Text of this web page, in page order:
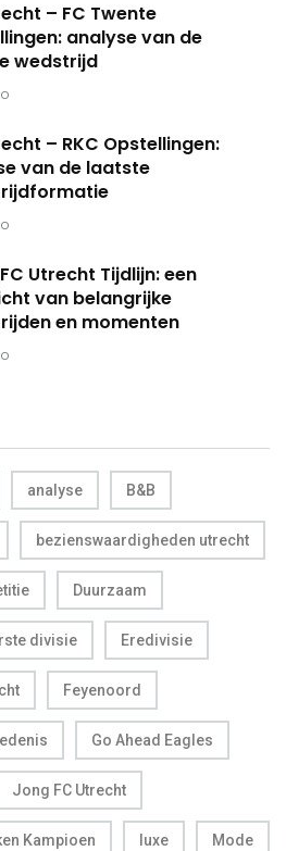
– FC Twente
analyse van de
wedstrijd
– RKC Opstellingen:
van de laatste
Utrecht Tijdlijn: een
van belangrijke
en momenten
analyse B&B
bezienswaardigheden utrecht
Duurzaam
divisie Eredivisie
Feyenoord
Go Ahead Eagles
Jong FC Utrecht
Kampioen luxe Mode